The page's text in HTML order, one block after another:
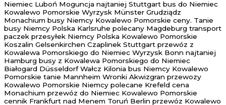
Niemiec Luboń Moguncja najtaniej Stuttgart bus do Niemiec
Kowalewo Pomorskie Wyrzysk Münster Grudziądz
Monachium busy Niemcy Kowalewo Pomorskie ceny. Tanie
busy Niemcy Polska Karlsruhe polecany Magdeburg transport
paczek przesyłek Niemcy Polska Kowalewo Pomorskie
Koszalin Gelsenkirchen Czaplinek Stuttgart przewóz z
Kowalewa Pomorskiego do Niemiec Wyrzysk Bonn najtaniej
Hamburg busy z Kowalewa Pomorskiego do Niemiec
Białogard Düsseldorf Wałcz Kilonia bus Niemcy Kowalewo
Pomorskie tanie Mannheim Wronki Akwizgran przewozy
Kowalewo Pomorskie Niemcy polecane Krefeld cena
Monachium przewóz do Niemiec Kowalewo Pomorskie
cennik Frankfurt nad Menem Toruń Berlin przewóz Kowalewo